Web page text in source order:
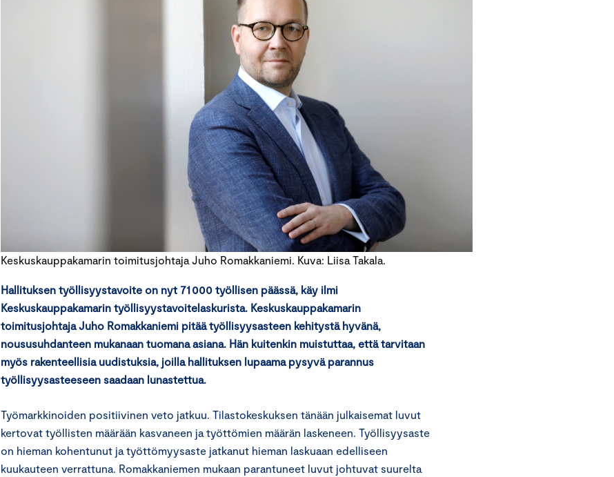
Keskuskauppakamarin toimitusjohtaja Juho Romakkaniemi. Kuva: Liisa Takala.
Hallituksen työllisyystavoite on nyt 71 000 työllisen päässä, käy ilmi
Keskuskauppakamarin työllisyystavoitelaskurista. Keskuskauppakamarin
toimitusjohtaja Juho Romakkaniemi pitää työllisyysasteen kehitystä hyvänä,
noususuhdanteen mukanaan tuomana asiana. Hän kuitenkin muistuttaa, että tarvitaan
myös rakenteellisia uudistuksia, joilla hallituksen lupaama pysyvä parannus
työllisyysasteeseen saadaan lunastettua.
Työmarkkinoiden positiivinen veto jatkuu. Tilastokeskuksen tänään julkaisemat luvut
kertovat työllisten määrään kasvaneen ja työttömien määrän laskeneen. Työllisyysaste
on hieman kohentunut ja työttömyysaste jatkanut hieman laskuaan edelliseen
kuukauteen verrattuna. Romakkaniemen mukaan parantuneet luvut johtuvat suurelta